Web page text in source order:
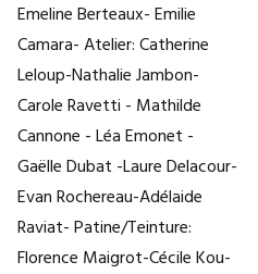
Emeline Berteaux- Emilie
Camara- Atelier: Catherine
Leloup-Nathalie Jambon-
Carole Ravetti - Mathilde
Cannone - Léa Emonet -
Gaëlle Dubat -Laure Delacour-
Evan Rochereau-Adélaide
Raviat- Patine/Teinture:
Florence Maigrot-Cécile Kou-